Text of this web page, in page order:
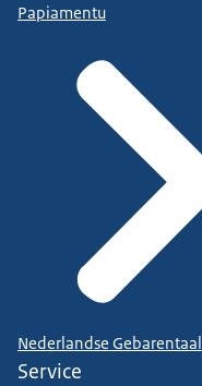
Papiamentu
Nederlandse Gebarentaal
Service